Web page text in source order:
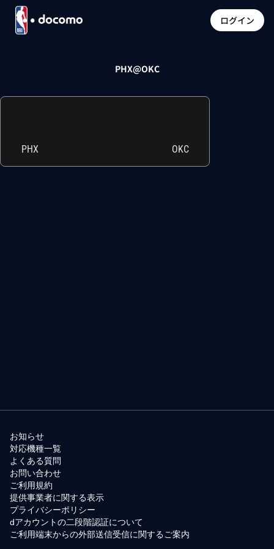
ログイン
PHX@OKC
PHX OKC
お知らせ
対応機種一覧
よくある質問
お問い合わせ
ご利用規約
提供事業者に関する表示
プライバシーポリシー
dアカウントの二段階認証について
ご利用端末からの外部送信受信に関するご案内